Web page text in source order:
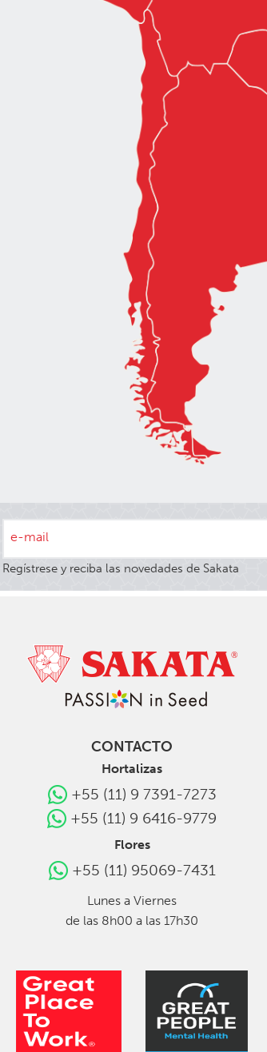
e-mail
Regístrese y reciba las novedades de Sakata
CONTACTO
Hortalizas
+55 (11) 9 7391-7273
+55 (11) 9 6416-9779
Flores
+55 (11) 95069-7431
Lunes a Viernes
de las 8h00 a las 17h30